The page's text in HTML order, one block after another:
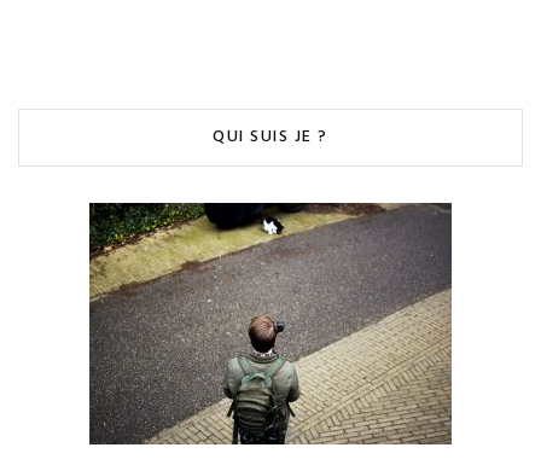
QUI SUIS JE ?